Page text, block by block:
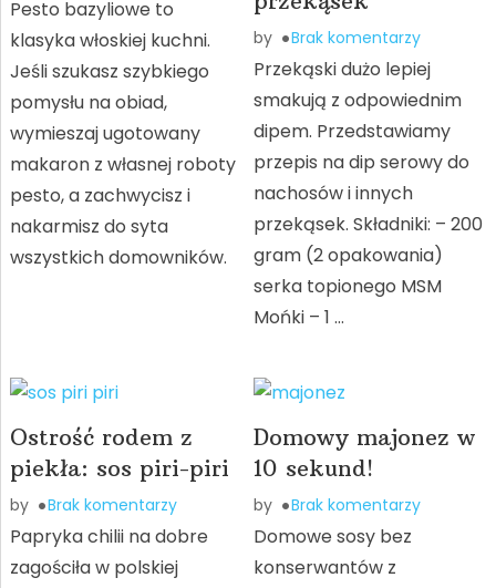
Pesto bazyliowe to
klasyka włoskiej kuchni.
Jeśli szukasz szybkiego
pomysłu na obiad,
wymieszaj ugotowany
makaron z własnej roboty
pesto, a zachwycisz i
nakarmisz do syta
wszystkich domowników.
by Brak komentarzy
Przekąski dużo lepiej
smakują z odpowiednim
dipem. Przedstawiamy
przepis na dip serowy do
nachosów i innych
przekąsek. Składniki: – 200
gram (2 opakowania)
serka topionego MSM
Mońki – 1 …
Ostrość rodem z
piekła: sos piri-piri
by Brak komentarzy
Papryka chilii na dobre
zagościła w polskiej
Domowy majonez w
10 sekund!
by Brak komentarzy
Domowe sosy bez
konserwantów z